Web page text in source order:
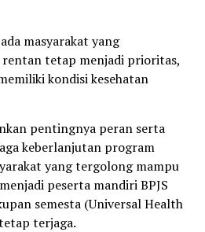
masyarakat yang
tetap menjadi prioritas,
kondisi kesehatan
pentingnya peran serta
keberlanjutan program
yang tergolong mampu
peserta mandiri BPJS
semesta (Universal Health
terjaga.